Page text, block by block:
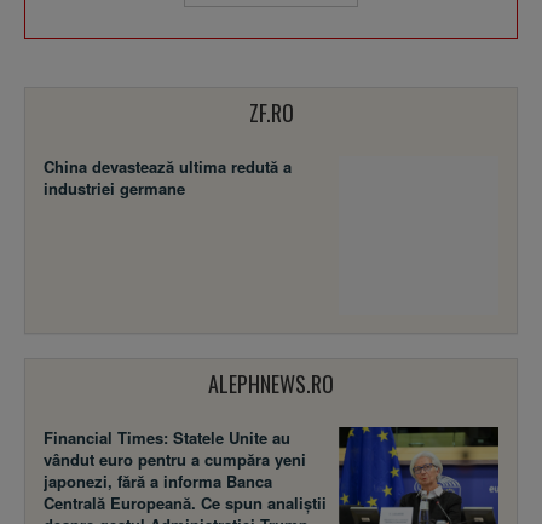
ZF.RO
China devastează ultima redută a
industriei germane
ALEPHNEWS.RO
Financial Times: Statele Unite au
vândut euro pentru a cumpăra yeni
japonezi, fără a informa Banca
Centrală Europeană. Ce spun analiștii